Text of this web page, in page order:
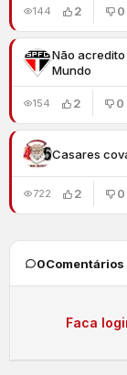
144 2 0
Não
Mundo
154 2 0
Casares
722 2 0
0Comentários
Faca